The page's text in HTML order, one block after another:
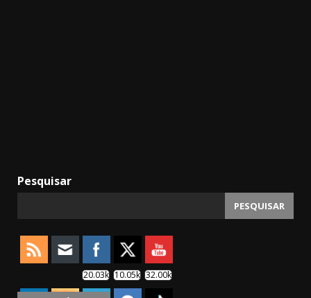
Pesquisar
PESQUISAR
20.03k 10.05k 32.00k